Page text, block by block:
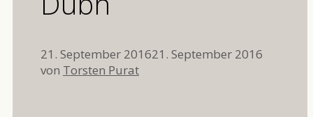
21. September 201621. September 2016
von Torsten Purat